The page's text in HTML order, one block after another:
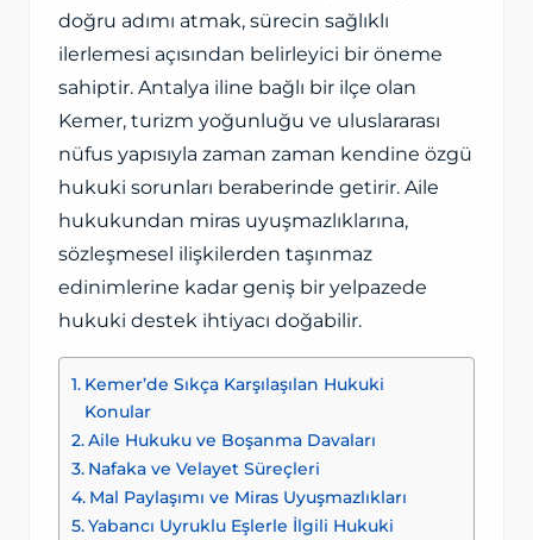
doğru adımı atmak, sürecin sağlıklı
ilerlemesi açısından belirleyici bir öneme
sahiptir. Antalya iline bağlı bir ilçe olan
Kemer, turizm yoğunluğu ve uluslararası
nüfus yapısıyla zaman zaman kendine özgü
hukuki sorunları beraberinde getirir. Aile
hukukundan miras uyuşmazlıklarına,
sözleşmesel ilişkilerden taşınmaz
edinimlerine kadar geniş bir yelpazede
hukuki destek ihtiyacı doğabilir.
Kemer’de Sıkça Karşılaşılan Hukuki
Konular
Aile Hukuku ve Boşanma Davaları
Nafaka ve Velayet Süreçleri
Mal Paylaşımı ve Miras Uyuşmazlıkları
Yabancı Uyruklu Eşlerle İlgili Hukuki